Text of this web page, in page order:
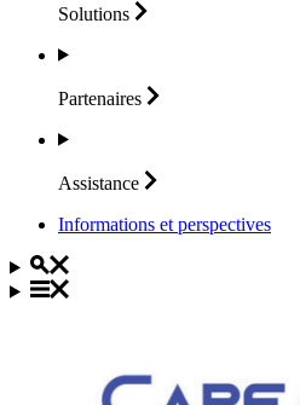
Solutions
Partenaires
Assistance
Informations et perspectives